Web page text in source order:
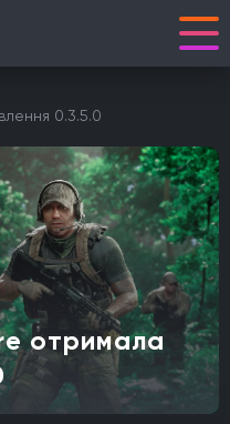
0.3.5.0
отримала